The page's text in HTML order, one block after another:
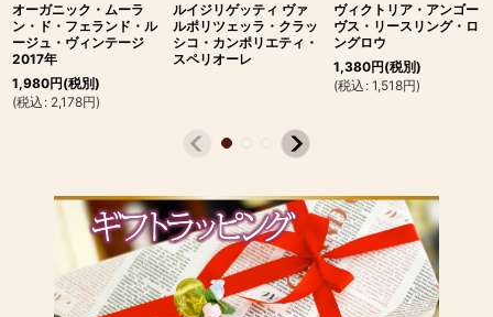
オーガニック・ムーラ
ン・ド・フェランド・ル
ージュ・ヴィンテージ
2017年
1,980円(税別)
(税込 : 2,178円)
ルイジリゲッティ ヴァ
ルポリツェッラ・クラッ
シコ・カンポリエティ・
スペリオーレ
ヴィクトリア・アンゴー
ヴス・リースリング・ロ
ングロウ
1,380円(税別)
(税込 : 1,518円)